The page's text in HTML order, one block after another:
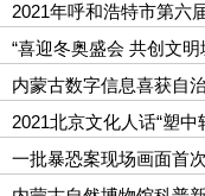
2021年呼和浩特市第六
“喜迎冬奥盛会 共创文
新活动启动
内蒙古数字信息喜获自
许可证
2021北京文化人话“塑中
一批暴恐案现场画面首
类罪？